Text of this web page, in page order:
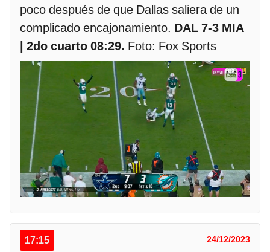
poco después de que Dallas saliera de un
complicado encajonamiento. DAL 7-3 MIA
| 2do cuarto 08:29. Foto: Fox Sports
17:15 24/12/2023